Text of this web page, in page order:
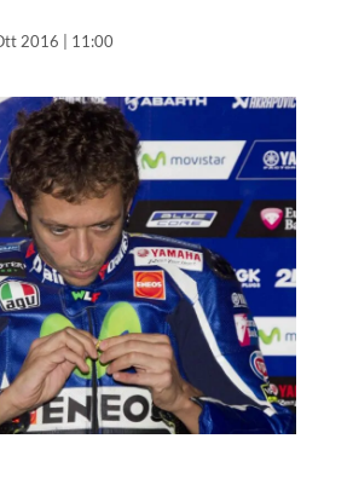
2016 | 11:00